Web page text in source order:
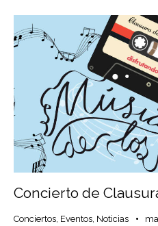
Concierto de
Conciertos, Eventos, Noticias